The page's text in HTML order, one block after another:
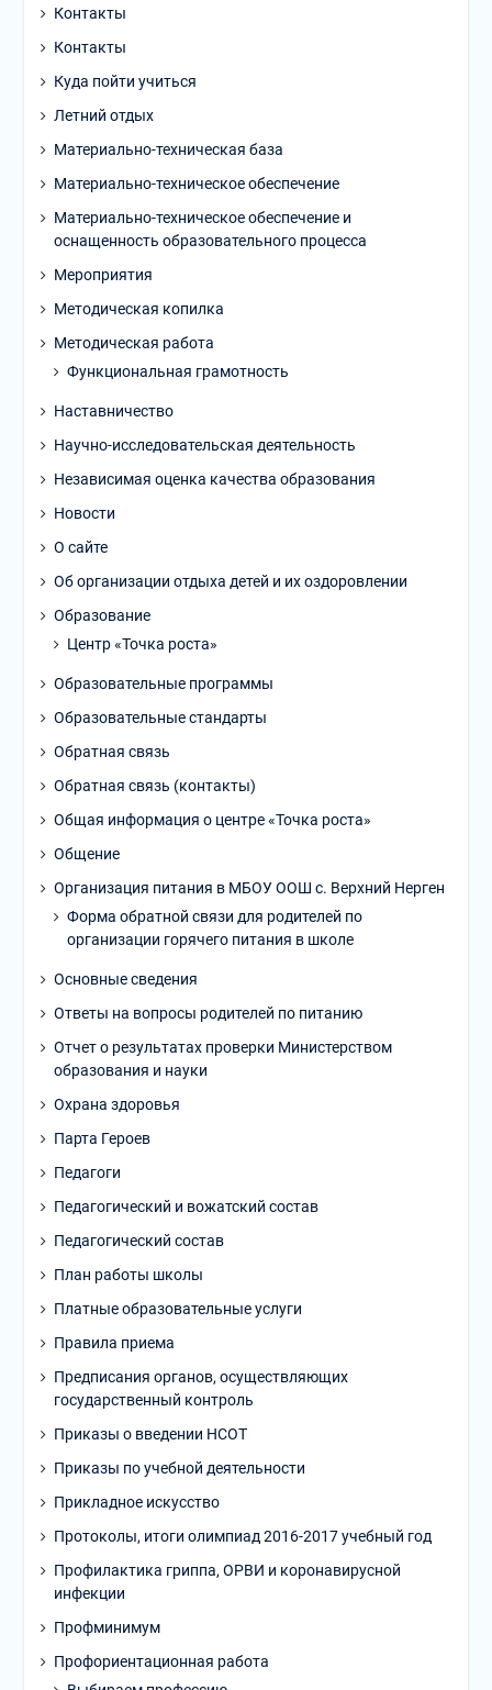
Контакты
Контакты
Куда пойти учиться
Летний отдых
Материально-техническая база
Материально-техническое обеспечение
Материально-техническое обеспечение и
оснащенность образовательного процесса
Мероприятия
Методическая копилка
Методическая работа
Функциональная грамотность
Наставничество
Научно-исследовательская деятельность
Независимая оценка качества образования
Новости
О сайте
Об организации отдыха детей и их оздоровлении
Образование
Центр «Точка роста»
Образовательные программы
Образовательные стандарты
Обратная связь
Обратная связь (контакты)
Общая информация о центре «Точка роста»
Общение
Организация питания в МБОУ ООШ с. Верхний Нерген
Форма обратной связи для родителей по
организации горячего питания в школе
Основные сведения
Ответы на вопросы родителей по питанию
Отчет о результатах проверки Министерством
образования и науки
Охрана здоровья
Парта Героев
Педагоги
Педагогический и вожатский состав
Педагогический состав
План работы школы
Платные образовательные услуги
Правила приема
Предписания органов, осуществляющих
государственный контроль
Приказы о введении НСОТ
Приказы по учебной деятельности
Прикладное искусство
Протоколы, итоги олимпиад 2016-2017 учебный год
Профилактика гриппа, ОРВИ и коронавирусной
инфекции
Профминимум
Профориентационная работа